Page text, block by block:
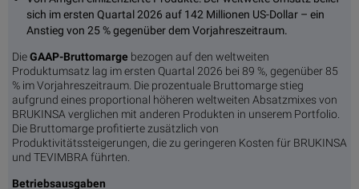
sich im ersten Quartal 2026 auf 142 Millionen US-Dollar – ein
Anstieg von 25 % gegenüber dem Vorjahreszeitraum.
DieGAAP-Bruttomarge bezogen auf den weltweiten
Produktumsatz lag im ersten Quartal 2026 bei 89 %, gegenüber 85
% im Vorjahreszeitraum. Die prozentuale Bruttomarge stieg
aufgrund eines proportional höheren weltweiten Absatzmixes von
BRUKINSA verglichen mit anderen Produkten in unserem Portfolio.
Die Bruttomarge profitierte zusätzlich von
Produktivitätssteigerungen, die zu geringeren Kosten für BRUKINSA
und TEVIMBRA führten.
Betriebsausgaben